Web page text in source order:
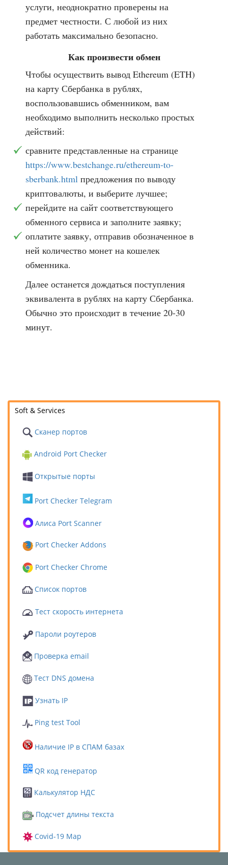
услуги, неоднократно проверены на
предмет честности. С любой из них
работать максимально безопасно.
Как произвести обмен
Чтобы осуществить вывод Ethereum (ETH)
на карту Сбербанка в рублях,
воспользовавшись обменником, вам
необходимо выполнить несколько простых
действий:
сравните представленные на странице
https://www.bestchange.ru/ethereum-to-
sberbank.html предложения по выводу
криптовалюты, и выберите лучшее;
перейдите на сайт соответствующего
обменного сервиса и заполните заявку;
оплатите заявку, отправив обозначенное в
ней количество монет на кошелек
обменника.
Далее останется дождаться поступления
эквивалента в рублях на карту Сбербанка.
Обычно это происходит в течение 20-30
минут.
Soft & Services
Сканер портов
Android Port Checker
Открытые порты
Port Checker Telegram
Алиса Port Scanner
Port Checker Addons
Port Checker Chrome
Список портов
Тест скорость интернета
Пароли роутеров
Проверка email
Тест DNS домена
Узнать IP
Ping test Tool
Наличие IP в СПАМ базах
QR код генератор
Калькулятор НДС
Подсчет длины текста
Covid-19 Map